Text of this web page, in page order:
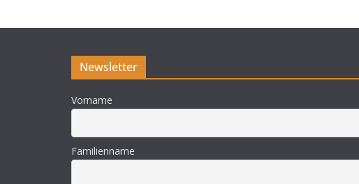
Newsletter
Vorname
Familienname